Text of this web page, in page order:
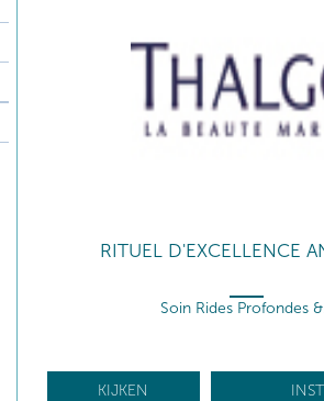
RITUEL D'EXCELLENCE
Soin Rides Profondes
KIJKEN